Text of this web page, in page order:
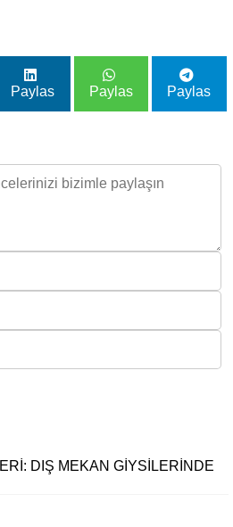
Paylas Paylas Paylas
DIŞ MEKAN GIYSILERINDE